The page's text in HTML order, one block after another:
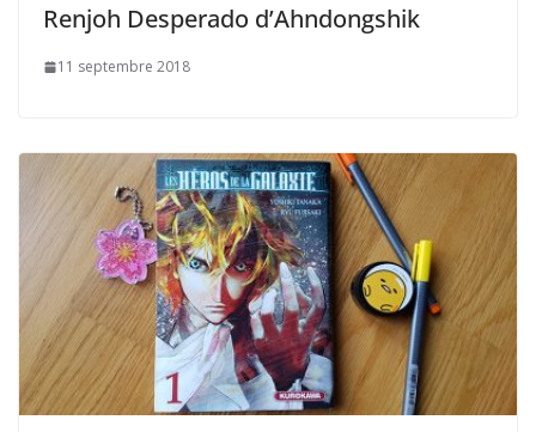
Renjoh Desperado d’Ahndongshik
11 septembre 2018